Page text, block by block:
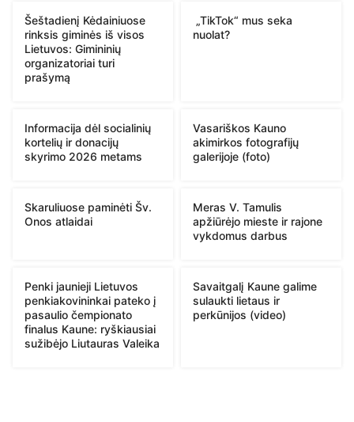
Šeštadienį Kėdainiuose
rinksis giminės iš visos
Lietuvos: Gimininių
organizatoriai turi
prašymą
„TikTok“ mus seka
nuolat?
Informacija dėl socialinių
kortelių ir donacijų
skyrimo 2026 metams
Vasariškos Kauno
akimirkos fotografijų
galerijoje (foto)
Skaruliuose paminėti Šv.
Onos atlaidai
Meras V. Tamulis
apžiūrėjo mieste ir rajone
vykdomus darbus
Penki jaunieji Lietuvos
penkiakovininkai pateko į
pasaulio čempionato
finalus Kaune: ryškiausiai
sužibėjo Liutauras Valeika
Savaitgalį Kaune galime
sulaukti lietaus ir
perkūnijos (video)